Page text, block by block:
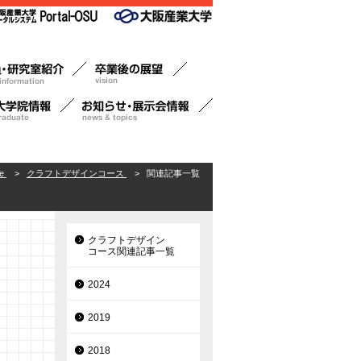
> クラフトデザインコース > 関連記事一覧
クラフトデザイン
コース関連記事一覧
2024
2019
2018